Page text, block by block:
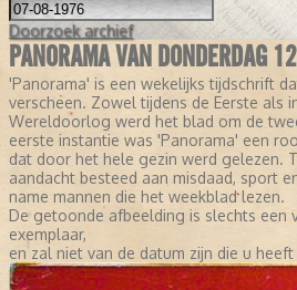
Doorzoek archief
PANORAMA VAN DONDERDAG
'Panorama' is een wekelijks tijdschrift
verscheen. Zowel tijdens de Eerste als
Wereldoorlog werd het blad om de
eerste instantie was 'Panorama' een
dat door het hele gezin werd gelezen.
aandacht besteed aan misdaad, sport
name mannen die het weekblad lezen.
De getoonde afbeelding is slechts een
exemplaar,
en zal niet van de datum zijn die u